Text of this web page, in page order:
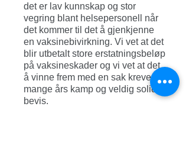
det er lav kunnskap og stor
vegring blant helsepersonell når
det kommer til det å gjenkjenne
en vaksinebivirkning. Vi vet at det
blir utbetalt store erstatningsbeløp
på vaksineskader og vi vet at det
å vinne frem med en sak krever
mange års kamp og veldig solide
bevis.